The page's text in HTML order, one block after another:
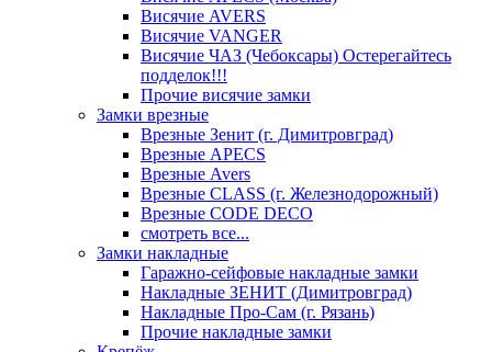
Висячие AVERS
Висячие VANGER
Висячие ЧАЗ (Чебоксары) Остерегайтесь
подделок!!!
Прочие висячие замки
Замки врезные
Врезные Зенит (г. Димитровград)
Врезные APECS
Врезные Avers
Врезные CLASS (г. Железнодорожный)
Врезные CODE DECO
смотреть все...
Замки накладные
Гаражно-сейфовые накладные замки
Накладные ЗЕНИТ (Димитровград)
Накладные Про-Сам (г. Рязань)
Прочие накладные замки